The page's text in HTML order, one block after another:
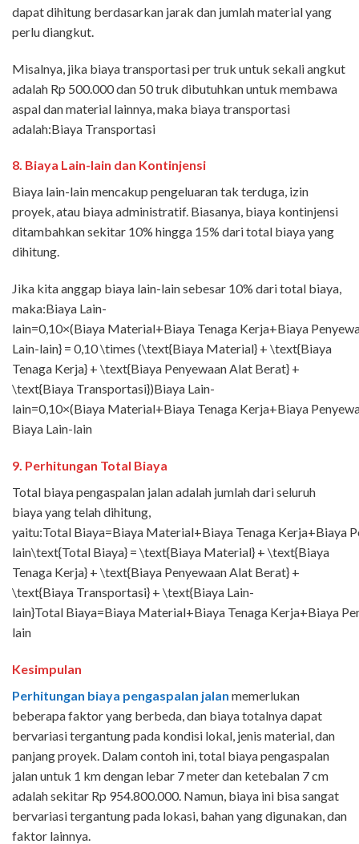
dapat dihitung berdasarkan jarak dan jumlah material yang
perlu diangkut.
Misalnya, jika biaya transportasi per truk untuk sekali angkut
adalah Rp 500.000 dan 50 truk dibutuhkan untuk membawa
aspal dan material lainnya, maka biaya transportasi
adalah:Biaya Transportasi
8. Biaya Lain-lain dan Kontinjensi
Biaya lain-lain mencakup pengeluaran tak terduga, izin
proyek, atau biaya administratif. Biasanya, biaya kontinjensi
ditambahkan sekitar 10% hingga 15% dari total biaya yang
dihitung.
Jika kita anggap biaya lain-lain sebesar 10% dari total biaya,
maka:Biaya Lain-
lain=0,10×(Biaya Material+Biaya Tenaga Kerja+Biaya
Lain-lain} = 0,10 \times (\text{Biaya Material} + \text{Biaya
Tenaga Kerja} + \text{Biaya Penyewaan Alat Berat} +
\text{Biaya Transportasi})Biaya Lain-
lain=0,10×(Biaya Material+Biaya Tenaga Kerja+Biaya
Biaya Lain-lain
9. Perhitungan Total Biaya
Total biaya pengaspalan jalan adalah jumlah dari seluruh
biaya yang telah dihitung,
yaitu:Total Biaya=Biaya Material+Biaya Tenaga Kerja+Biaya
lain\text{Total Biaya} = \text{Biaya Material} + \text{Biaya
Tenaga Kerja} + \text{Biaya Penyewaan Alat Berat} +
\text{Biaya Transportasi} + \text{Biaya Lain-
lain}Total Biaya=Biaya Material+Biaya Tenaga Kerja+Biaya
lain
Kesimpulan
Perhitungan biaya pengaspalan jalan memerlukan
beberapa faktor yang berbeda, dan biaya totalnya dapat
bervariasi tergantung pada kondisi lokal, jenis material, dan
panjang proyek. Dalam contoh ini, total biaya pengaspalan
jalan untuk 1 km dengan lebar 7 meter dan ketebalan 7 cm
adalah sekitar Rp 954.800.000. Namun, biaya ini bisa sangat
bervariasi tergantung pada lokasi, bahan yang digunakan, dan
faktor lainnya.